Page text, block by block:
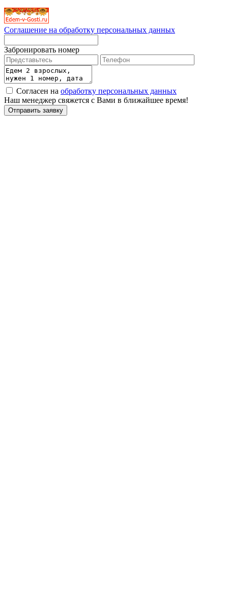
Соглашение на обработку персональных данных
Забронировать номер
Согласен на обработку персональных данных
Наш менеджер свяжется с Вами в ближайшее время!